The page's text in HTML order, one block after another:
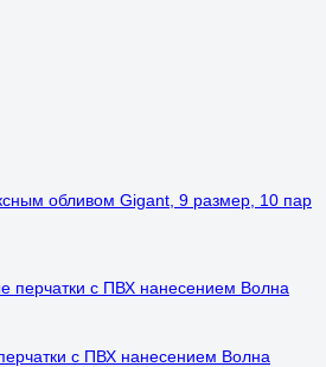
обливом Gigant, 9 размер, 10 пар
с ПВХ нанесением Волна